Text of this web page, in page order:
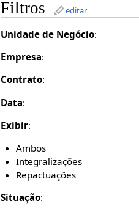
Filtros editar
Unidade de Negócio:
Empresa:
Contrato:
Data:
Exibir:
Ambos
Integralizações
Repactuações
Situação: